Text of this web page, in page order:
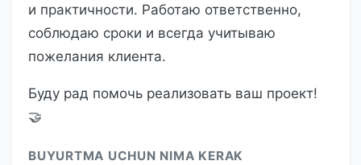
и практичности. Работаю ответственно,
соблюдаю сроки и всегда учитываю
пожелания клиента.
Буду рад помочь реализовать ваш проект!
🤝
BUYURTMA UCHUN NIMA KERAK